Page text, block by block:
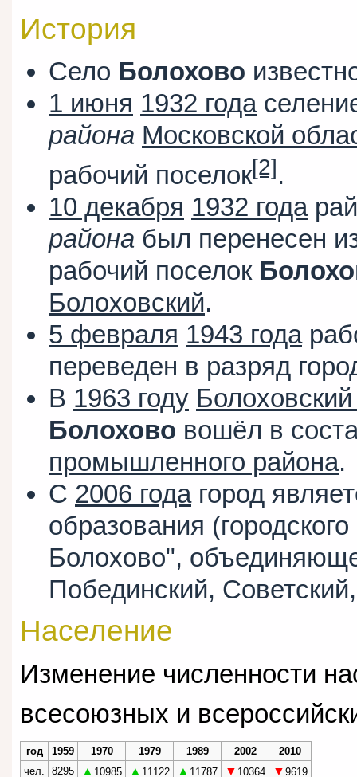
История
Село Болохово
1 июня 1932 года
района Московской
рабочий поселок[2].
10 декабря 1932 года
района был перенесен
рабочий поселок
Болоховский.
5 февраля 1943 года
переведен в разряд
В 1963 году
Болохово вошёл в
промышленного района.
С 2006 годагород
образования
Болохово",
Побединский,
Население
Изменение численности
всесоюзных и
год 1959 1970 1979 1989 2002
2010
чел.
8295 ▲ 10985 ▲ 11122 ▲ 11787 ▼ 10364 ▼ 9619